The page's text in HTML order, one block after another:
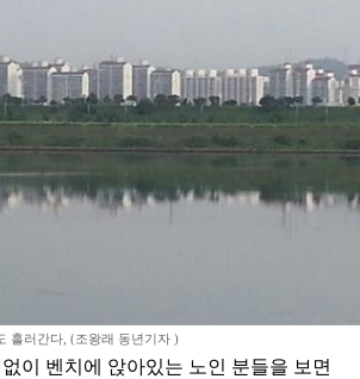
흘러간다, (조왕래 동년기자 )
이 벤치에 앉아있는 노인 분들을 보면